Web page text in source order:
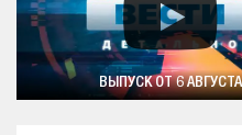
ВЫПУСК ОТ 6 АВГУСТА